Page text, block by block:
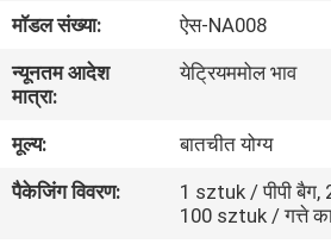
कारखाना
भ्रमण
गुणवत्ता
नियंत्रण
मॉडल संख्या:
ऐस-NA008
न्यूनतम आदेश
मात्रा:
येट्रियममोल भाव
मूल्य:
बातचीत योग्य
पैकेजिंग विवरण:
1 sztuk / पीपी बैग,
100 sztuk / गत्ते का